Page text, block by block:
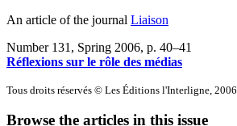
An article of the journal Liaison
Number 131, Spring 2006, p. 40–41
Réflexions sur le rôle des médias
Tous droits réservés © Les Éditions l'Interligne, 2006
Browse the articles in this issue